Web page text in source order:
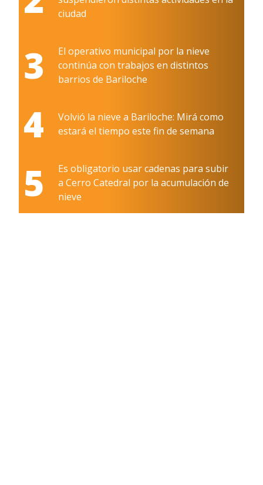
ciudad
3
El operativo municipal por la nieve
continúa con trabajos en distintos
barrios de Bariloche
4
Volvió la nieve a Bariloche: Mirá como
estará el tiempo este fin de semana
5
Es obligatorio usar cadenas para subir
a Cerro Catedral por la acumulación de
nieve